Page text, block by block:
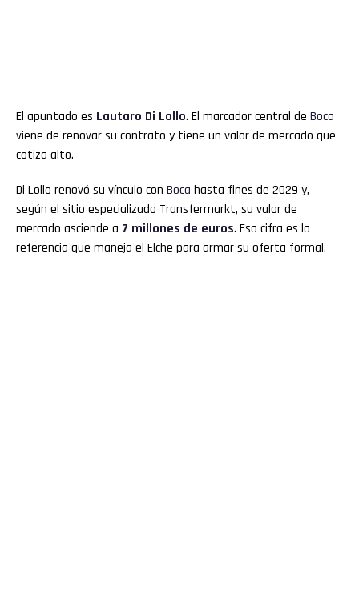
El apuntado es Lautaro Di Lollo. El marcador central de Boca
viene de renovar su contrato y tiene un valor de mercado que
cotiza alto.
Di Lollo renovó su vínculo con Boca hasta fines de 2029 y,
según el sitio especializado Transfermarkt, su valor de
mercado asciende a 7 millones de euros. Esa cifra es la
referencia que maneja el Elche para armar su oferta formal.